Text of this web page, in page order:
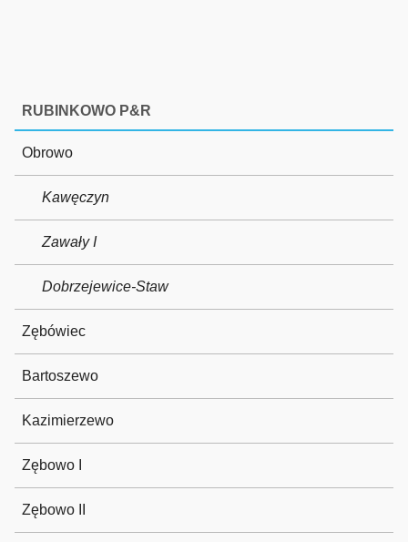
RUBINKOWO P&R
Obrowo
Kawęczyn
Zawały I
Dobrzejewice-Staw
Zębówiec
Bartoszewo
Kazimierzewo
Zębowo I
Zębowo II